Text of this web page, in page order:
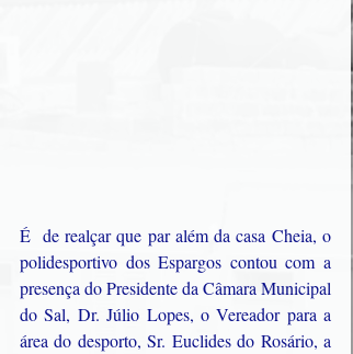
É  de realçar que par além da casa Cheia, o
polidesportivo dos Espargos contou com a
presença do Presidente da Câmara Municipal
do Sal, Dr. Júlio Lopes, o Vereador para a
área do desporto, Sr. Euclides do Rosário, a